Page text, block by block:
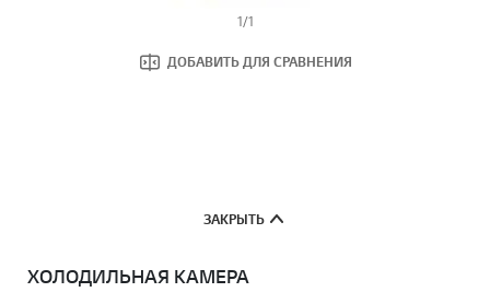
1/1
ДОБАВИТЬ ДЛЯ СРАВНЕНИЯ
ЗАКРЫТЬ
ХОЛОДИЛЬНАЯ КАМЕРА